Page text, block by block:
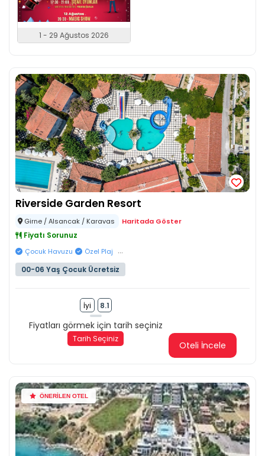
1 - 29 Ağustos 2026
Riverside Garden Resort
Girne / Alsancak / Karavas Haritada Göster
Fiyatı Sorunuz
Çocuk Havuzu Özel Plaj ...
00-06 Yaş Çocuk Ücretsiz
İyi 8.1
Fiyatları görmek için tarih seçiniz
Tarih Seçiniz
Oteli İncele
ÖNERİLEN OTEL